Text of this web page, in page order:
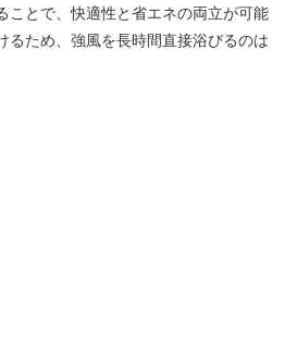
ことで、快適性と省エネの両立が可能
るため、強風を長時間直接浴びるのは